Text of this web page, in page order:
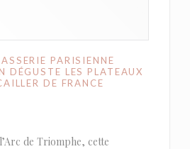
PARISIENNE
DÉGUSTE LES PLATEAUX
DE FRANCE
de Triomphe, cette